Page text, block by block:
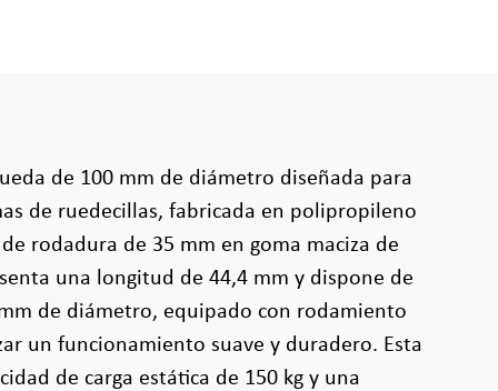
de 100 mm de diámetro diseñada para
de ruedecillas, fabricada en polipropileno
rodadura de 35 mm en goma maciza de
una longitud de 44,4 mm y dispone de
de diámetro, equipado con rodamiento
un funcionamiento suave y duradero. Esta
de carga estática de 150 kg y una